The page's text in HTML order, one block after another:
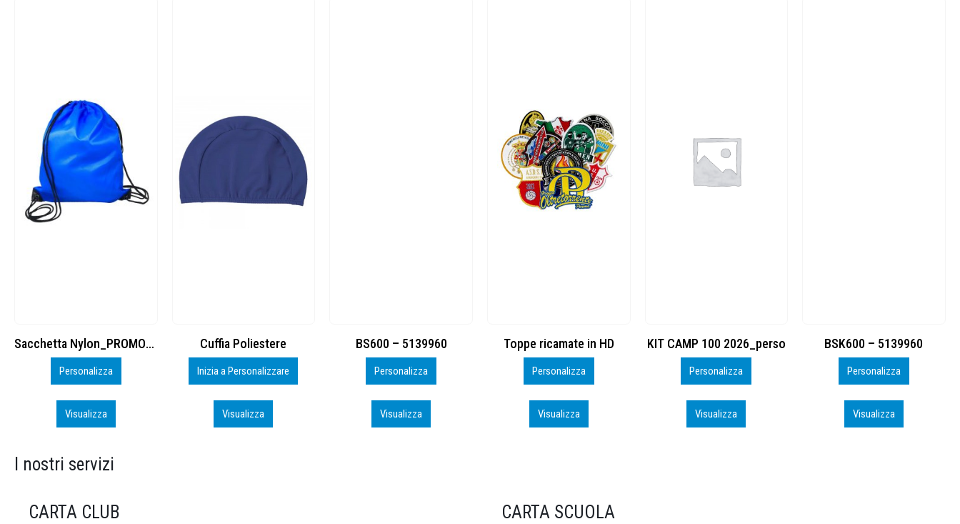
Cuffia Poliestere
Inizia a Personalizzare
Visualizza
BS600 – 5139960
Personalizza
Visualizza
Toppe ricamate in HD
Personalizza
Visualizza
KIT CAMP 100 2026_perso
Personalizza
Visualizza
BSK600 – 5139960
Personalizza
Visualizza
DTF
Personalizza
Visualizza
I nostri servizi
CARTA CLUB CARTA SCUOLA